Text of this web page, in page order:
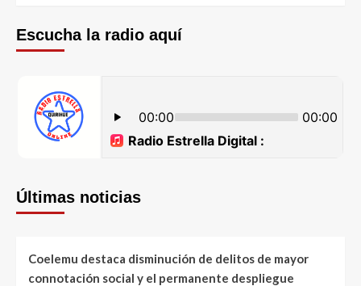
Escucha la radio aquí
Últimas noticias
Coelemu destaca disminución de delitos de mayor
connotación social y el permanente despliegue